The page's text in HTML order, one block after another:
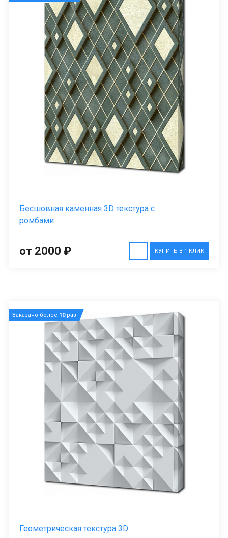
Бесшовная каменная 3D текстура с
ромбами
КУПИТЬ В 1 КЛИК
от 2000 ₽
Заказано более 10раз
Геометрическая текстура 3D